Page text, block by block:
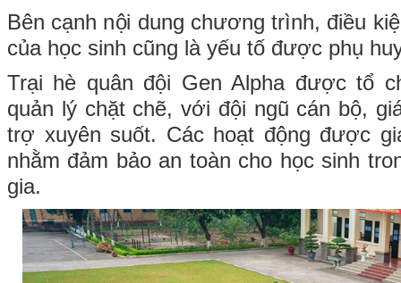
Bên cạnh nội dung chương trình, điều
của học sinh cũng là yếu tố được phụ
Trại hè quân đội Gen Alpha được tổ
quản lý chặt chẽ, với đội ngũ cán bộ,
trợ xuyên suốt. Các hoạt động được
nhằm đảm bảo an toàn cho học sinh
gia.